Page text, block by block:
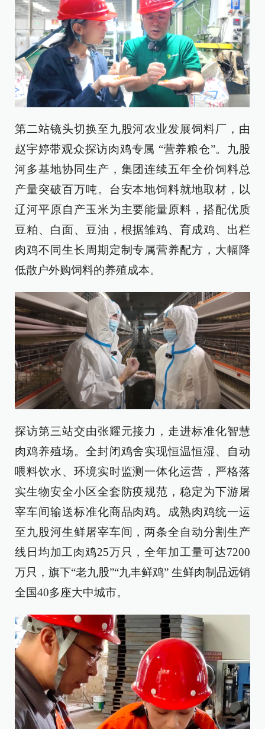
第二站镜头切换至九股河农业发展饲料厂，由
赵宇婷带观众探访肉鸡专属 “营养粮仓”。九股
河多基地协同生产，集团连续五年全价饲料总
产量突破百万吨。台安本地饲料就地取材，以
辽河平原自产玉米为主要能量原料，搭配优质
豆粕、白面、豆油，根据雏鸡、育成鸡、出栏
肉鸡不同生长周期定制专属营养配方，大幅降
低散户外购饲料的养殖成本。
探访第三站交由张耀元接力，走进标准化智慧
肉鸡养殖场。全封闭鸡舍实现恒温恒湿、自动
喂料饮水、环境实时监测一体化运营，严格落
实生物安全小区全套防疫规范，稳定为下游屠
宰车间输送标准化商品肉鸡。成熟肉鸡统一运
至九股河生鲜屠宰车间，两条全自动分割生产
线日均加工肉鸡25万只，全年加工量可达7200
万只，旗下“老九股”“九丰鲜鸡” 生鲜肉制品远销
全国40多座大中城市。